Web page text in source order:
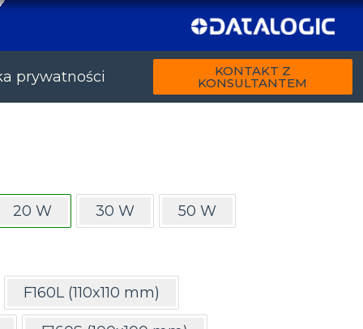
prywatności KONTAKT Z
KONSULTANTEM
20 W 30 W 50 W
F160L (110x110 mm)